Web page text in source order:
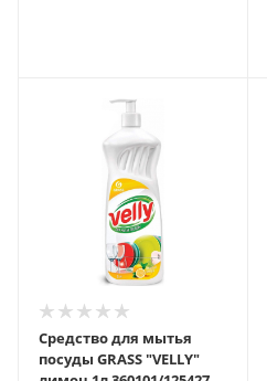
Средство для мытья
посуды GRASS "VELLY"